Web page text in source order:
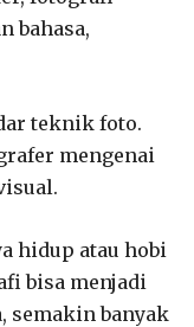
bahasa,
teknik foto.
mengenai
hidup atau hobi
bisa menjadi
semakin banyak